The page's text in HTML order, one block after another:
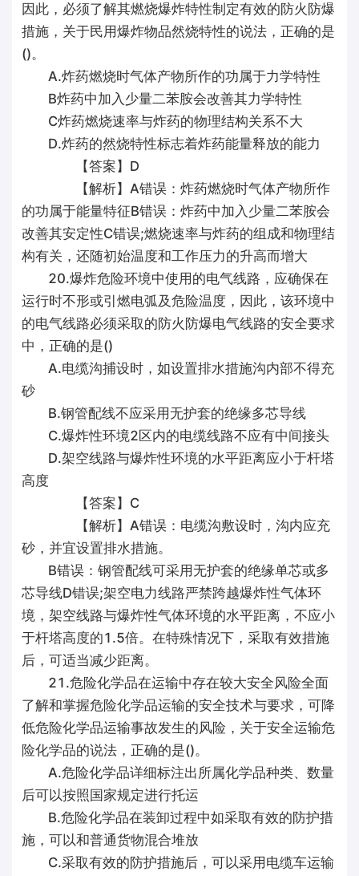
因此，必须了解其燃烧爆炸特性制定有效的防火防爆
措施，关于民用爆炸物品然烧特性的说法，正确的是
()。
A.炸药燃烧时气体产物所作的功属于力学特性
B炸药中加入少量二苯胺会改善其力学特性
C炸药燃烧速率与炸药的物理结构关系不大
D.炸药的然烧特性标志着炸药能量释放的能力
【答案】D
【解析】A错误：炸药燃烧时气体产物所作
的功属于能量特征B错误：炸药中加入少量二苯胺会
改善其安定性C错误;燃烧速率与炸药的组成和物理结
构有关，还随初始温度和工作压力的升高而增大
20.爆炸危险环境中使用的电气线路，应确保在
运行时不形或引燃电弧及危险温度，因此，该环境中
的电气线路必须采取的防火防爆电气线路的安全要求
中，正确的是()
A.电缆沟捕设时，如设置排水措施沟内部不得充
砂
B.钢管配线不应采用无护套的绝缘多芯导线
C.爆炸性环境2区内的电缆线路不应有中间接头
D.架空线路与爆炸性环境的水平距离应小于杆塔
高度
【答案】C
【解析】A错误：电缆沟敷设时，沟内应充
砂，并宜设置排水措施。
B错误：钢管配线可采用无护套的绝缘单芯或多
芯导线D错误;架空电力线路严禁跨越爆炸性气体环
境，架空线路与爆炸性气体环境的水平距离，不应小
于杆塔高度的1.5倍。在特殊情况下，采取有效措施
后，可适当减少距离。
21.危险化学品在运输中存在较大安全风险全面
了解和掌握危险化学品运输的安全技术与要求，可降
低危险化学品运输事故发生的风险，关于安全运输危
险化学品的说法，正确的是()。
A.危险化学品详细标注出所属化学品种类、数量
后可以按照国家规定进行托运
B.危险化学品在装卸过程中如采取有效的防护措
施，可以和普通货物混合堆放
C.采取有效的防护措施后，可以采用电缆车运输